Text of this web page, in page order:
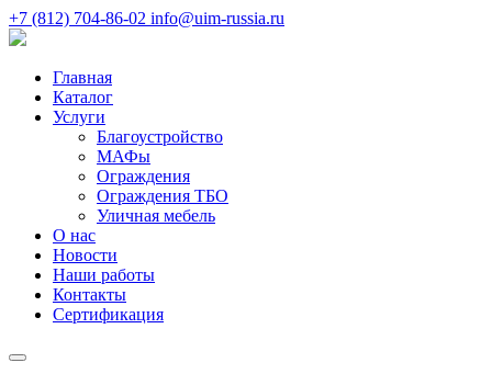
+7 (812) 704-86-02 info@uim-russia.ru
Главная
Каталог
Услуги
Благоустройство
МАФы
Ограждения
Ограждения ТБО
Уличная мебель
О нас
Новости
Наши работы
Контакты
Сертификация